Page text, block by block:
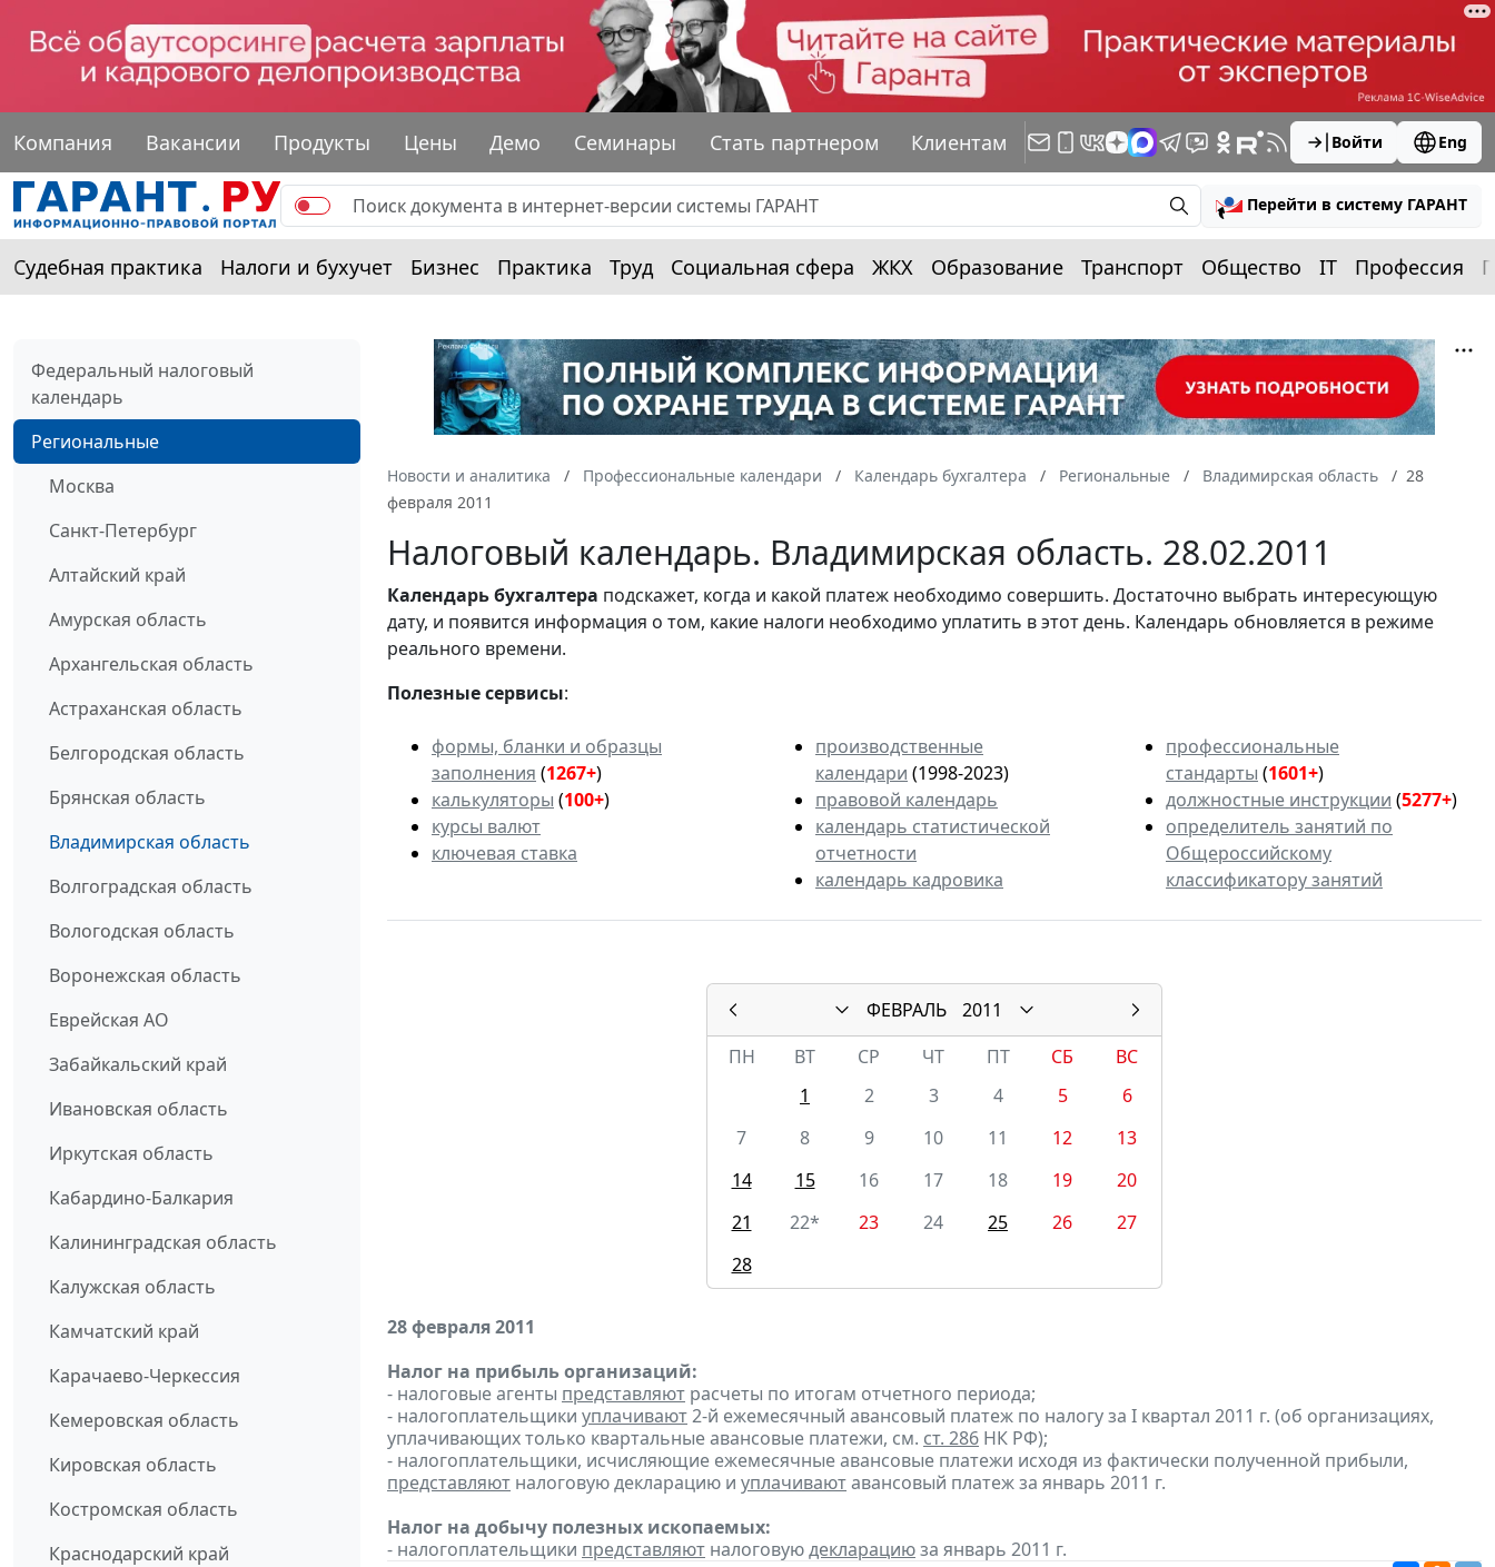
Компания Вакансии Продукты Цены Демо Семинары Стать партнером Клиентам Войти Eng
Перейти в систему ГАРАНТ
Судебная практика Налоги и бухучет Бизнес Практика Труд Социальная сфера ЖКХ Образование Транспорт Общество IT Профессия
Федеральный налоговый
календарь
Региональные
Москва
Санкт-Петербург
Алтайский край
Амурская область
Архангельская область
Астраханская область
Белгородская область
Брянская область
Владимирская область
Волгоградская область
Вологодская область
Воронежская область
Еврейская АО
Забайкальский край
Ивановская область
Иркутская область
Кабардино-Балкария
Калининградская область
Калужская область
Камчатский край
Карачаево-Черкессия
Кемеровская область
Кировская область
Костромская область
Краснодарский край
Новости и аналитика Профессиональные календари Календарь бухгалтера Региональные Владимирская область
28
февраля 2011
Налоговый календарь. Владимирская область. 28.02.2011
Календарьбухгалтера подскажет, когда и какой платеж необходимо совершить. Достаточно выбрать интересующую
дату, и появится информация о том, какие налоги необходимо уплатить в этот день. Календарь обновляется в режиме
реального времени.
Полезные сервисы:
формы, бланки и образцы
заполнения (1267+)
калькуляторы (100+)
курсы валют
ключевая ставка
производственные
календари (1998-2023)
правовой календарь
календарь статистической
отчетности
календарь кадровика
профессиональные
стандарты (1601+)
должностные инструкции (5277+)
определитель занятий по
Общероссийскому
классификатору занятий
ФЕВРАЛЬ
2011
ПН
ВТ СР ЧТ ПТ СБ
ВС
1
2 3 4 5
6
7
8 9 10 11 12
13
14
15 16 17 18 19
20
21
22* 23 24 25 26
27
28
28 февраля 2011
Налог на прибыль организаций:
- налоговые агенты представляют расчеты по итогам отчетного периода;
- налогоплательщики уплачивают2-й ежемесячный авансовый платеж по налогу за I квартал 2011 г. (об организациях,
уплачивающих только квартальные авансовые платежи, см. ст. 286 НК РФ);
- налогоплательщики, исчисляющие ежемесячные авансовые платежи исходя из фактически полученной прибыли,
представляют налоговую декларацию и уплачиваютавансовый платеж за январь 2011 г.
Налог на добычу полезных ископаемых:
- налогоплательщики представляют налоговуюдекларациюза январь 2011 г.